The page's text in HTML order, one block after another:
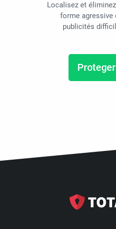
Localisez et
forme agressive
publicités